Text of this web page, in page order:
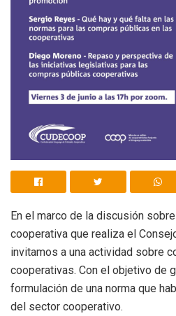
En el marco de la discusión
cooperativa que realiza el
invitamos a una actividad sobre
cooperativas. Con el objetivo de
formulación de una norma que
del sector cooperativo.